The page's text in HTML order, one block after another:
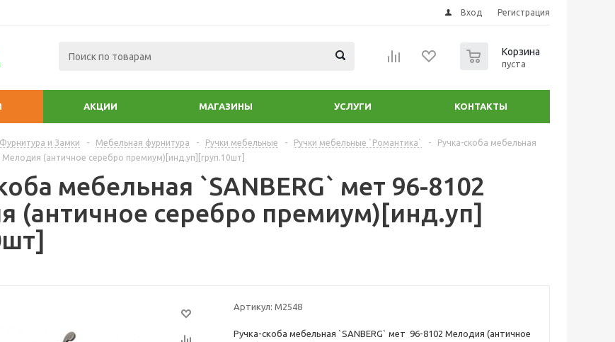
Вход Регистрация
Корзина
пуста
АКЦИИ МАГАЗИНЫ УСЛУГИ КОНТАКТЫ
Фурнитура и Замки - Мебельная фурнитура - Ручки мебельные - Ручки мебельные `Романтика` -
Ручка-скоба мебельная
Мелодия (античное серебро премиум)[инд.уп][груп.10шт]
мебельная `SANBERG` мет 96-8102
(античное серебро премиум)[инд.уп]
Артикул: М2548
Ручка-скоба мебельная `SANBERG` мет 96-8102 Мелодия (античное